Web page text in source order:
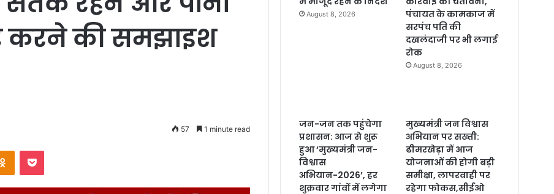
करने की समझाइश
57 1 minute read
August 8, 2026
पंचायत के कामकाज में
सरपंच पति की
दखलंदाजी पर भी लगाई
रोक
August 8, 2026
जन-जन तक पहुंचेगा
प्रशासन: आज से शुरू
हुआ ‘मुख्यमंत्री जन-
विश्वास
अभियान-2026’, हर
शुक्रवार गांवों में लगेगा
मुख्यमंत्री जन विश्वास
अभियान पर सख्ती:
ढीमरखेड़ा में आज
योजनाओं की होगी बड़ी
समीक्षा, लापरवाही पर
रहेगा फोकस,सीईओ